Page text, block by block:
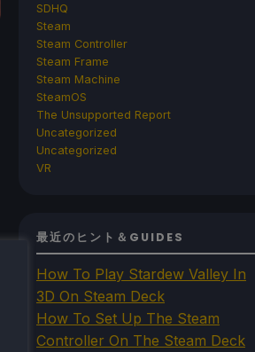
SDHQ
Steam
Steam Controller
Steam Frame
Steam Machine
SteamOS
The Unsupported Report
Uncategorized
Uncategorized
VR
最近のヒント＆GUIDES
How To Play Stardew Valley In
3D On Steam Deck
How To Set Up The Steam
Controller On The Steam Deck